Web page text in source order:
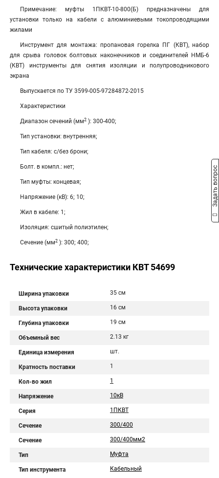
Примечание: муфты 1ПКВТ-10-800(Б) предназначены для
установки только на кабели с алюминиевыми токопроводящими
жилами
Инструмент для монтажа: пропановая горелка ПГ (КВТ), набор
для срыва головок болтовых наконечников и соединителей НМБ-6
(КВТ) инструменты для снятия изоляции и полупроводникового
экрана
Выпускается по ТУ 3599-005-97284872-2015
Характеристики
Диапазон сечений (мм2 ): 300-400;
Тип установки: внутренняя;
Тип кабеля: с/без брони;
Болт. в компл.: нет;
Тип муфты: концевая;
Напряжение (кВ): 6; 10;
Жил в кабеле: 1;
Изоляция: сшитый полиэтилен;
Сечение (мм2 ): 300; 400;
Технические характеристики КВТ 54699
Ширина упаковки 35 см
Высота упаковки 16 см
Глубина упаковки 19 см
Объемный вес 2.13 кг
Единица измерения шт.
Кратность поставки 1
Кол-во жил 1
Напряжение 10кВ
Серия 1ПКВТ
Сечение 300/400
Сечение 300/400мм2
Тип Муфта
Тип инструмента Кабельный
Задать вопрос